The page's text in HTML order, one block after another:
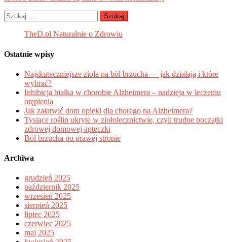
Szukaj:
TheD.pl Naturalnie o Zdrowiu
Ostatnie wpisy
Najskuteczniejsze zioła na ból brzucha — jak działają i które
wybrać?
Inhibicja białka w chorobie Alzheimera – nadzieja w leczeniu
otępienia
Jak załatwić dom opieki dla chorego na Alzheimera?
Tysiące roślin ukryte w ziołolecznictwie, czyli trudne początki
zdrowej domowej apteczki
Ból brzucha po prawej stronie
Archiwa
grudzień 2025
październik 2025
wrzesień 2025
sierpień 2025
lipiec 2025
czerwiec 2025
maj 2025